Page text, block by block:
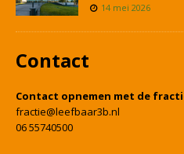
14 mei 2026
Contact
Contact opnemen met de
fractie@leefbaar3b.nl
06 55740500